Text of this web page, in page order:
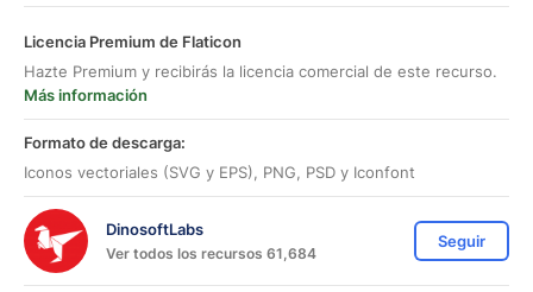
Licencia Premium de Flaticon
Hazte Premium y recibirás la licencia comercial de este recurso.
Más información
Formato de descarga:
Iconos vectoriales (SVG y EPS), PNG, PSD y Iconfont
DinosoftLabs
Ver todos los recursos 61,684
Seguir